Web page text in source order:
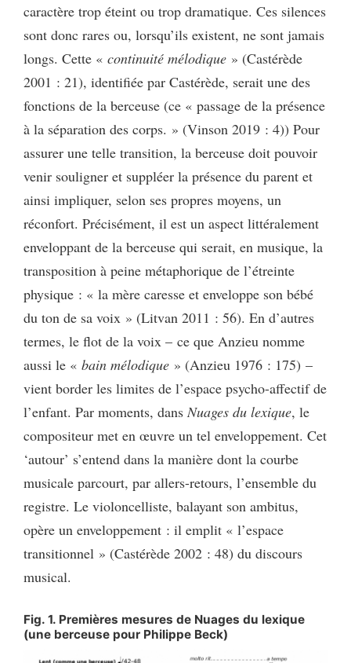
caractère trop éteint ou trop dramatique. Ces silences
sont donc rares ou, lorsqu’ils existent, ne sont jamais
longs. Cette « continuité mélodique » (Castérède
2001 : 21), identifiée par Castérède, serait une des
fonctions de la berceuse (ce « passage de la présence
à la séparation des corps. » (Vinson 2019 : 4)) Pour
assurer une telle transition, la berceuse doit pouvoir
venir souligner et suppléer la présence du parent et
ainsi impliquer, selon ses propres moyens, un
réconfort. Précisément, il est un aspect littéralement
enveloppant de la berceuse qui serait, en musique, la
transposition à peine métaphorique de l’étreinte
physique : « la mère caresse et enveloppe son bébé
du ton de sa voix » (Litvan 2011 : 56). En d’autres
termes, le flot de la voix – ce que Anzieu nomme
aussi le « bain mélodique » (Anzieu 1976 : 175) –
vient border les limites de l’espace psycho-affectif de
l’enfant. Par moments, dans Nuages du lexique, le
compositeur met en œuvre un tel enveloppement. Cet
‘autour’ s’entend dans la manière dont la courbe
musicale parcourt, par allers-retours, l’ensemble du
registre. Le violoncelliste, balayant son ambitus,
opère un enveloppement : il emplit « l’espace
transitionnel » (Castérède 2002 : 48) du discours
musical.
Fig. 1. Premières mesures de Nuages du lexique
(une berceuse pour Philippe Beck)